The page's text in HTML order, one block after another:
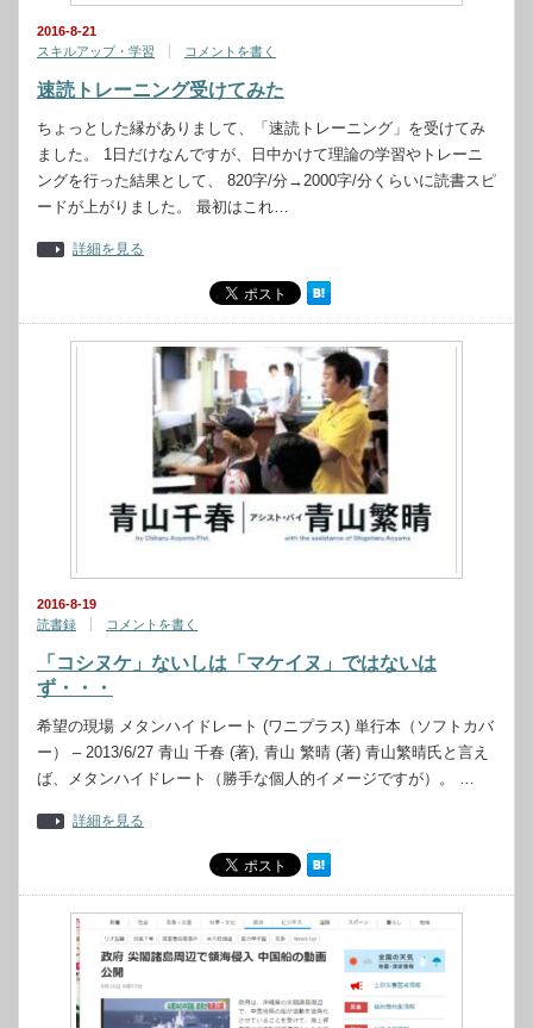
2016-8-21
スキルアップ・学習
コメントを書く
速読トレーニング受けてみた
ちょっとした縁がありまして、「速読トレーニング」を受けてみ
ました。 1日だけなんですが、日中かけて理論の学習やトレーニ
ングを行った結果として、 820字/分→2000字/分くらいに読書スピ
ードが上がりました。 最初はこれ…
詳細を見る
2016-8-19
読書録
コメントを書く
「コシヌケ」ないしは「マケイヌ」ではないは
ず・・・
希望の現場 メタンハイドレート (ワニプラス) 単行本（ソフトカバ
ー） – 2013/6/27 青山 千春 (著), 青山 繁晴 (著) 青山繁晴氏と言え
ば、メタンハイドレート（勝手な個人的イメージですが）。 …
詳細を見る